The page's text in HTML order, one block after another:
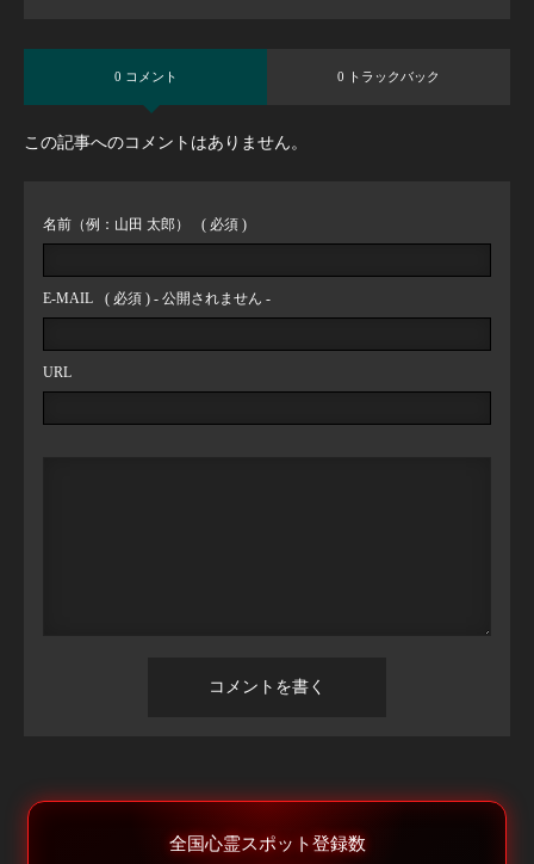
0 コメント 0 トラックバック
この記事へのコメントはありません。
名前（例：山田 太郎） ( 必須 )
E-MAIL ( 必須 ) - 公開されません -
URL
全国心霊スポット登録数